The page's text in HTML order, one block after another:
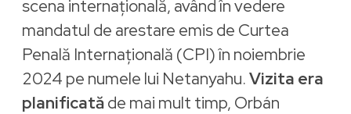
scena internațională, având în vedere
mandatul de arestare emis de Curtea
Penală Internațională (CPI) în noiembrie
2024 pe numele lui Netanyahu.Vizita era
planificatăde mai mult timp, Orbán